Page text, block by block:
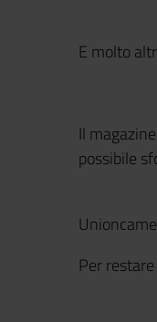
E molto
Il
possibile
Per